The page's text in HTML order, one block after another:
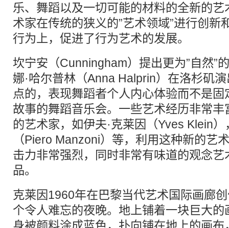
乐、舞蹈以及一切可能的材料的全新的
术家在传统的狭义的”艺术领域”进行创新
行为上，促进了行为艺术的发展。
坎宁安（Cunningham）提出更为”自然”
娜·哈尔普林（Anna Halprin）在洛杉矶
点的，表现舞蹈者个人内心体验而不是
故事的舞蹈音乐会。一些艺术经历非常
的艺术家，如伊夫·克莱因（Yves Klein）
（Piero Manzoni）等，利用这种新的艺
击力非常强烈，同时非常有味道的观念
品。
克莱因1960年在巴黎当代艺术国际画廊
个令人难忘的夜晚。地上铺着一块巨大